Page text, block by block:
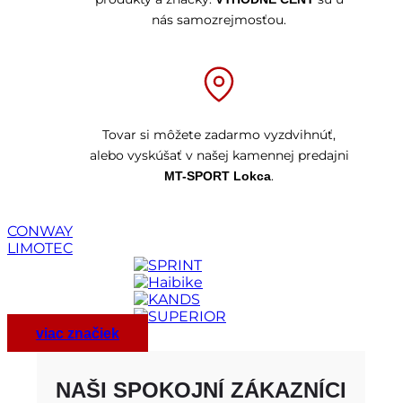
nás samozrejmosťou.
Tovar si môžete zadarmo vyzdvihnúť,
alebo vyskúšať v našej kamennej predajni
MT-SPORT Lokca.
CONWAY
LIMOTEC
viac značiek
NAŠI SPOKOJNÍ ZÁKAZNÍCI